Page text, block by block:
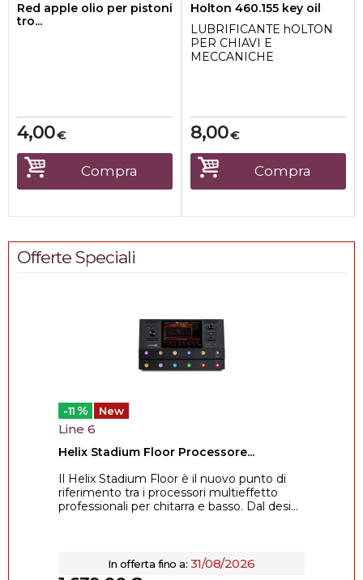
Red apple olio per pistoni
tro...
€
4,00
Compra
Holton 460.155 key oil
LUBRIFICANTE hOLTON
PER CHIAVI E
MECCANICHE
€
8,00
Compra
Offerte Speciali
-11 % New
Line 6
Helix Stadium Floor Processore...
Il Helix Stadium Floor è il nuovo punto di
riferimento tra i processori multieffetto
professionali per chitarra e basso. Dal desi...
In offerta fino a: 31/08/2026